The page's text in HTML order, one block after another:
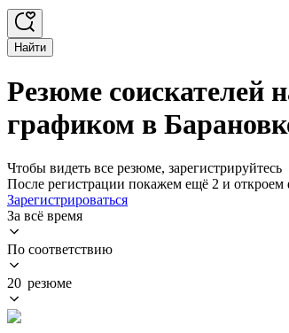
Найти
Резюме соискателей
графиком в
Чтобы видеть все резюме, зарегистрируйтесь
После регистрации покажем ещё 2 и откроем
Зарегистрироваться
За всё время
По соответствию
20 резюме